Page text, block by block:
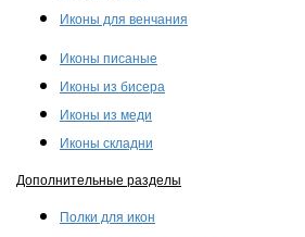
Иконы для венчания
Иконы писаные
Иконы из бисера
Иконы из меди
Иконы складни
Дополнительные разделы
Полки для икон